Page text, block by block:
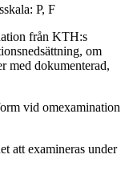
P, F
från KTH:s
om
med dokumenterad,
vid omexamination
att examineras under